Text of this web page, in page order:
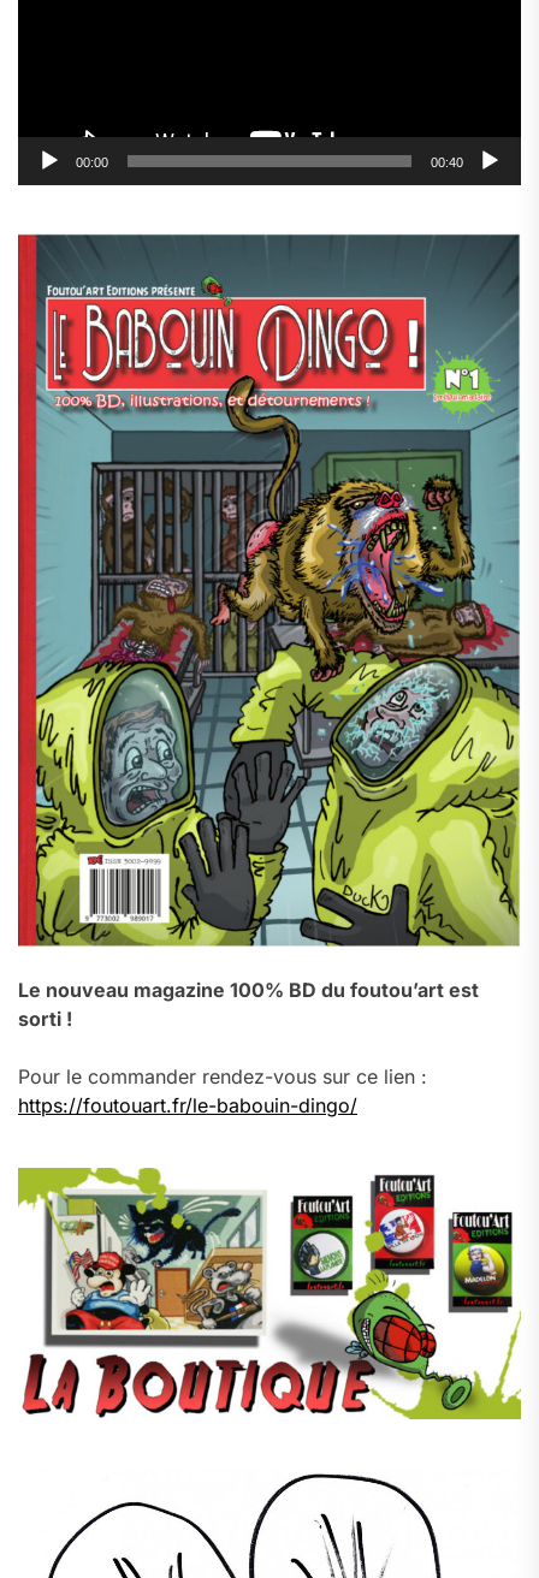
00:00 00:40
Le nouveau magazine 100% BD du foutou’art est
sorti !
Pour le commander rendez-vous sur ce lien :
https://foutouart.fr/le-babouin-dingo/